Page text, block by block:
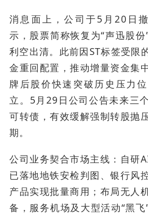
消息面上，公司于5月20日
示，股票简称恢复为“声迅股
利空出清。此前因ST标签受限
金重回配置，推动增量资金集
牌后股价快速突破历史压力
立。5月29日公司公告未来三
可转债，有效缓解强制转股抛
期。
公司业务契合市场主线：自研
已落地地铁安检判图、银行风
产品实现批量商用；布局无人
备，服务机场及大型活动“黑